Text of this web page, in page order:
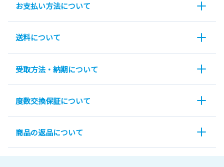
お支払い方法について
送料について
受取方法・納期について
度数交換保証について
商品の返品について